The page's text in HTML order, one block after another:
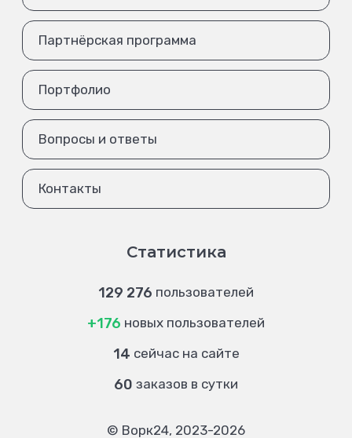
Партнёрская программа
Портфолио
Вопросы и ответы
Контакты
Статистика
129 276 пользователей
+176 новых пользователей
14 сейчас на сайте
60 заказов в сутки
© Ворк24, 2023-2026